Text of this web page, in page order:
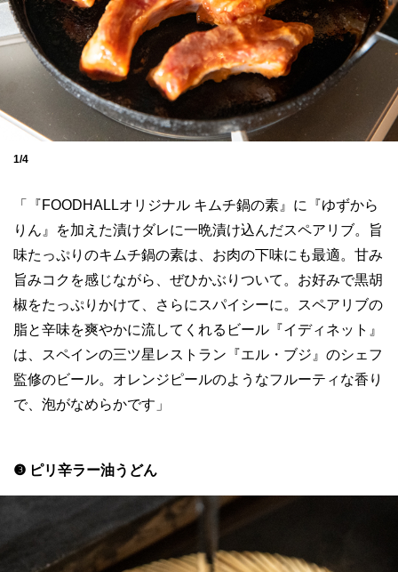
1/4
「『FOODHALLオリジナル キムチ鍋の素』に『ゆずから
りん』を加えた漬けダレに一晩漬け込んだスペアリブ。旨
味たっぷりのキムチ鍋の素は、お肉の下味にも最適。甘み
旨みコクを感じながら、ぜひかぶりついて。お好みで黒胡
椒をたっぷりかけて、さらにスパイシーに。スペアリブの
脂と辛味を爽やかに流してくれるビール『イディネット』
は、スペインの三ツ星レストラン『エル・ブジ』のシェフ
監修のビール。オレンジピールのようなフルーティな香り
で、泡がなめらかです」
❸ ピリ辛ラー油うどん